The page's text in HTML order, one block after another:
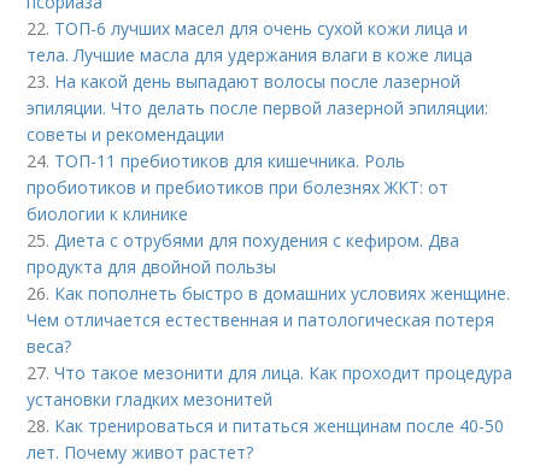
22. ТОП-6 лучших масел для очень сухой кожи лица и
тела. Лучшие масла для удержания влаги в коже лица
23. На какой день выпадают волосы после лазерной
эпиляции. Что делать после первой лазерной эпиляции:
советы и рекомендации
24. ТОП-11 пребиотиков для кишечника. Роль
пробиотиков и пребиотиков при болезнях ЖКТ: от
биологии к клинике
25.Диета с отрубями для похудения с кефиром. Два
продукта для двойной пользы
26. Как пополнеть быстро в домашних условиях женщине.
Чем отличается естественная и патологическая потеря
веса?
27.Что такое мезонити для лица. Как проходит процедура
установки гладких мезонитей
28. Как тренироваться и питаться женщинам после 40-50
лет. Почему живот растет?